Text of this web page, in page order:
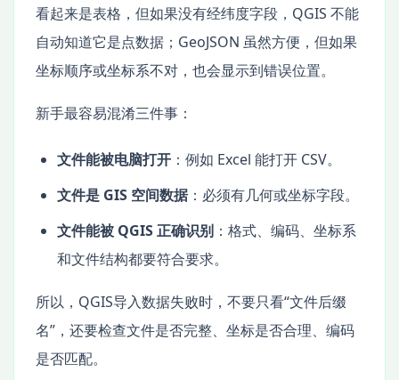
看起来是表格，但如果没有经纬度字段，QGIS 不能
自动知道它是点数据；GeoJSON 虽然方便，但如果
坐标顺序或坐标系不对，也会显示到错误位置。
新手最容易混淆三件事：
文件能被电脑打开 ：例如 Excel 能打开 CSV。
文件是 GIS 空间数据：必须有几何或坐标字段。
文件能被 QGIS 正确识别 ：格式、编码、坐标系
和文件结构都要符合要求。
所以，QGIS导入数据失败时，不要只看“文件后缀
名”，还要检查文件是否完整、坐标是否合理、编码
是否匹配。